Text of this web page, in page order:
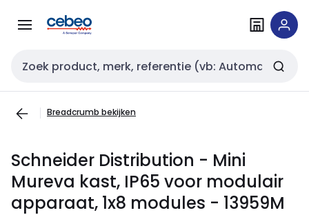
naar
naar
Zoekveld invoer
Breadcrumb bekijken
Schneider Distribution - Mini
Mureva kast, IP65 voor modulair
apparaat, 1x8 modules - 13959M